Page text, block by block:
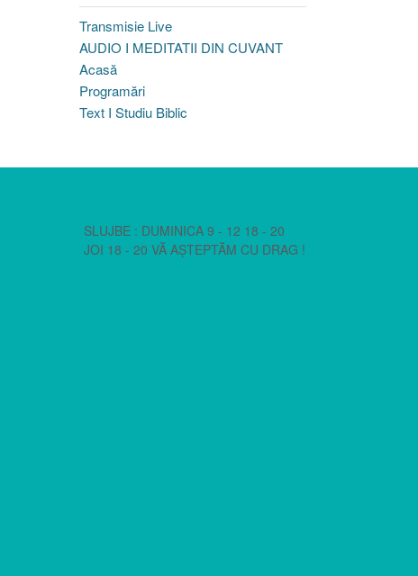
Transmisie Live
AUDIO I MEDITATII DIN CUVANT
Acasă
Programări
Text I Studiu Biblic
SLUJBE : DUMINICA 9 - 12 18 - 20
JOI 18 - 20 VĂ AȘTEPTĂM CU DRAG !